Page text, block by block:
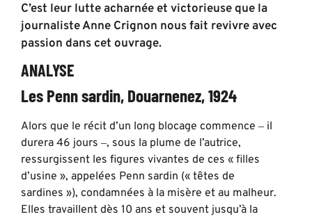
C’est leur lutte acharnée et victorieuse que la
journaliste Anne Crignon nous fait revivre avec
passion dans cet ouvrage.
ANALYSE
Les Penn sardin, Douarnenez, 1924
Alors que le récit d’un long blocage commence ‒ il
durera 46 jours ‒, sous la plume de l’autrice,
ressurgissent les figures vivantes de ces « filles
d’usine », appelées Penn sardin (« têtes de
sardines »), condamnées à la misère et au malheur.
Elles travaillent dès 10 ans et souvent jusqu’à la